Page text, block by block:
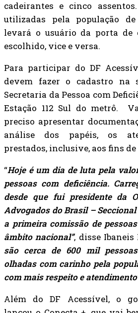
cadeirantes e cinco
utilizadas pela população
levará o usuário da porta de
escolhido, vice e versa.
Para participar do DF
devem fazer o cadastro na
Secretaria da Pessoa com
Estação 112 Sul do metrô.
preciso apresentar
análise dos papéis, os
prestados, inclusive, aos fins de
“Hoje é um dia de luta pela
pessoas com deficiência.
desde que fui presidente da
Advogados do Brasil –
a primeira comissão de
âmbito nacional”, disse Ibaneis
são cerca de 600 mil
olhadas com carinho pela
com mais respeito e
Além do DF Acessível, o